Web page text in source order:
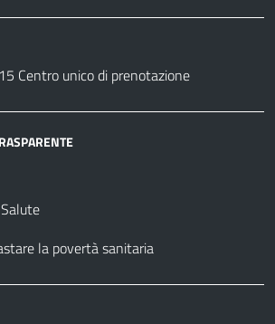
Centro unico di prenotazione
la povertà sanitaria